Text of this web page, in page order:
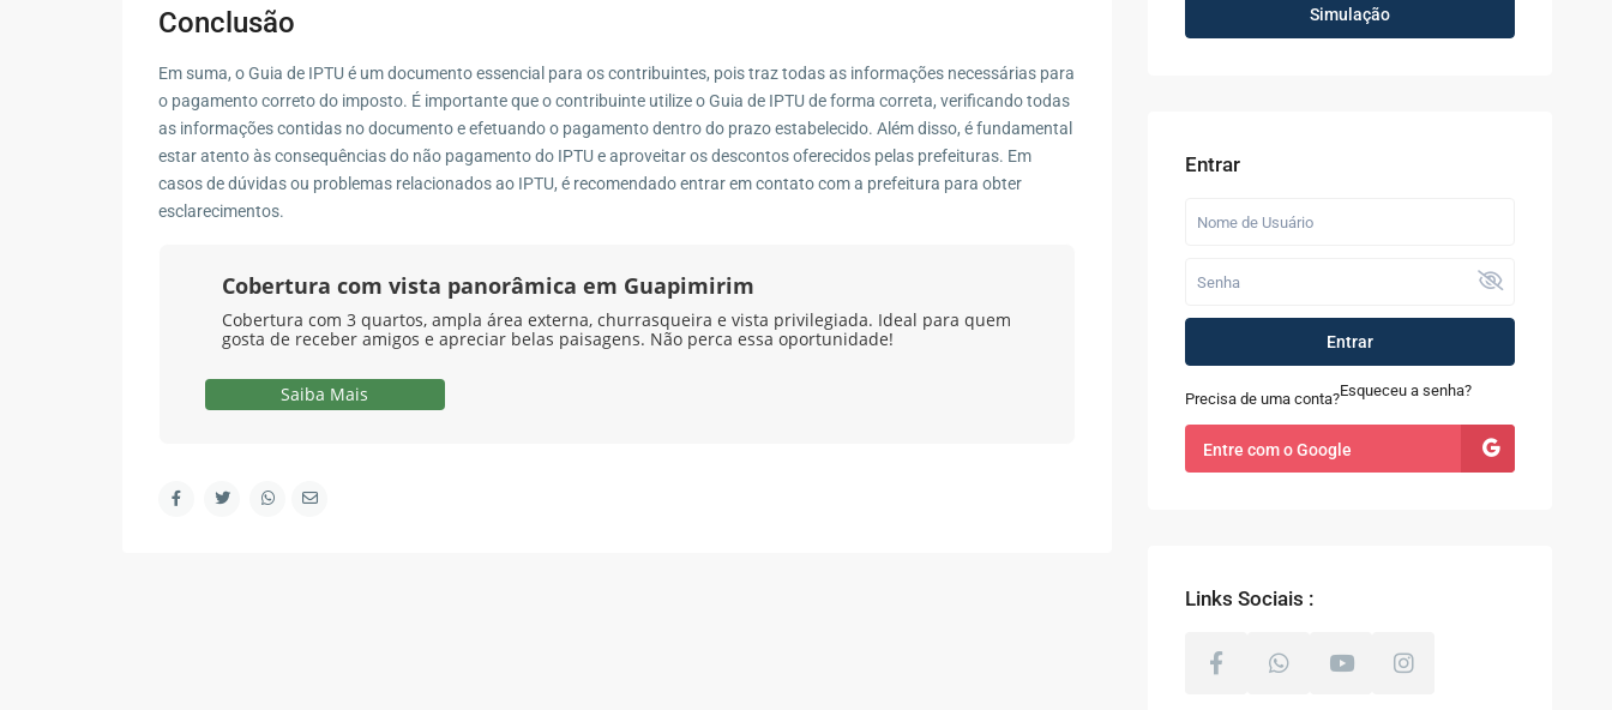
Conclusão
Em suma, o Guia de IPTU é um documento essencial para os contribuintes, pois traz todas as informações necessárias para
o pagamento correto do imposto. É importante que o contribuinte utilize o Guia de IPTU de forma correta, verificando todas
as informações contidas no documento e efetuando o pagamento dentro do prazo estabelecido. Além disso, é fundamental
estar atento às consequências do não pagamento do IPTU e aproveitar os descontos oferecidos pelas prefeituras. Em
casos de dúvidas ou problemas relacionados ao IPTU, é recomendado entrar em contato com a prefeitura para obter
esclarecimentos.
Cobertura com vista panorâmica em Guapimirim
Cobertura com 3 quartos, ampla área externa, churrasqueira e vista privilegiada. Ideal para quem
gosta de receber amigos e apreciar belas paisagens. Não perca essa oportunidade!
Saiba Mais
Simulação
Entrar
Entrar
Precisa de uma conta?Esqueceu a senha?
Entre com o Google
Links Sociais :
Contato
contato@wagnermottaimoveis.com.br
Wagner Motta Imóveis
Imóveis por Categoria
Casa Linear
Fazenda com 52
Casa à Venda no
R$ 480.000
Terreno com 8.000m²
à Venda em Coti...